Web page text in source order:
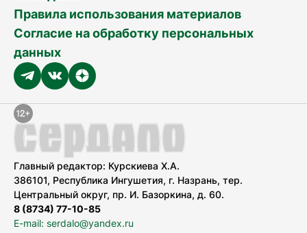
Правила использования материалов
Согласие на обработку персональных
данных
Главный редактор: Курскиева Х.А.
386101, Республика Ингушетия, г. Назрань, тер.
Центральный округ, пр. И. Базоркина, д. 60.
8 (8734) 77-10-85
E-mail: serdalo@yandex.ru